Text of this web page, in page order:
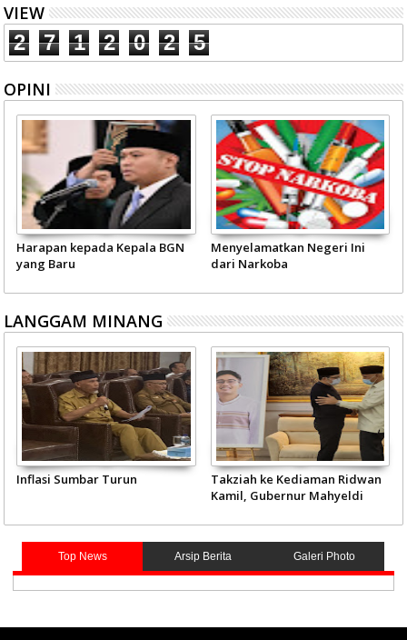
VIEW
2 7 1 2 0 2 5
OPINI
Harapan kepada Kepala BGN
yang Baru
Menyelamatkan Negeri Ini
dari Narkoba
LANGGAM MINANG
Inflasi Sumbar Turun
Takziah ke Kediaman Ridwan
Kamil, Gubernur Mahyeldi
Top News Arsip Berita Galeri Photo